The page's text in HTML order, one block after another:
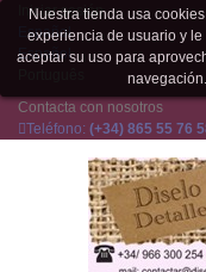
Iniciar sesión
Español
Español
Contacta con nosotros
Teléfono: (+34) 865 55 76
Nuestra tienda usa
experiencia de usuario y
aceptar su uso para
navegación.